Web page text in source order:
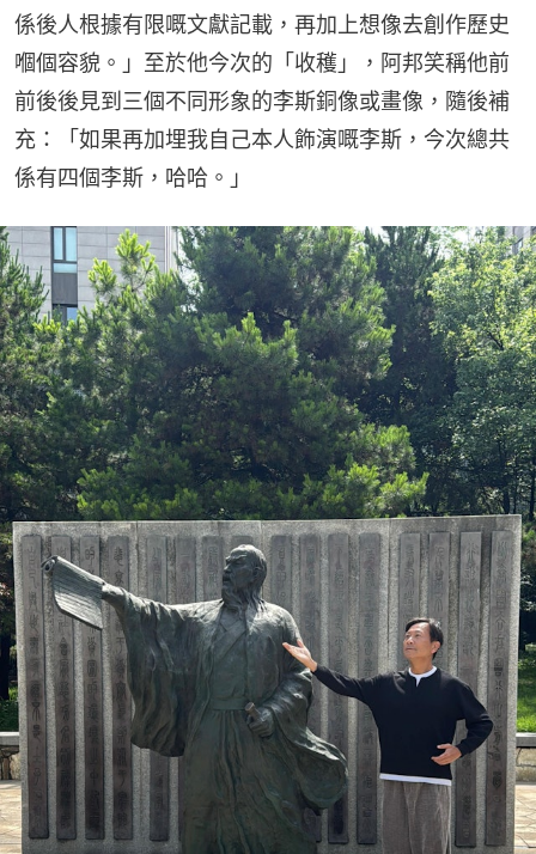
係後人根據有限嘅文獻記載，再加上想像去創作歷史
嗰個容貌。」至於他今次的「收穫」，阿邦笑稱他前
前後後見到三個不同形象的李斯銅像或畫像，隨後補
充：「如果再加埋我自己本人飾演嘅李斯，今次總共
係有四個李斯，哈哈。」